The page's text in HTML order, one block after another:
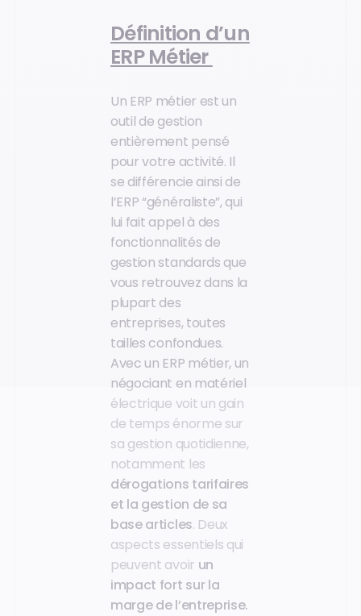
Définition d’un
ERP Métier
Un ERP métier est un
outil de gestion
entièrement pensé
pour votre activité. Il
se différencie ainsi de
l’ERP “généraliste”, qui
lui fait appel à des
fonctionnalités de
gestion standards que
vous retrouvez dans la
plupart des
entreprises, toutes
tailles confondues.
Avec un ERP métier, un
négociant en matériel
électrique voit un gain
de temps énorme sur
sa gestion quotidienne,
notamment les
dérogations tarifaires
et la gestion de sa
base articles. Deux
aspects essentiels qui
peuvent avoir un
impact fort sur la
marge de l’entreprise.